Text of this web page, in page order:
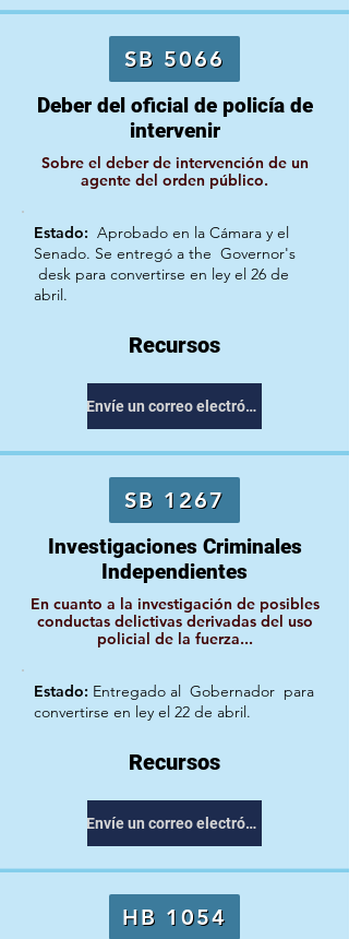
SB 5066
Deber del oficial de policía de
intervenir
Sobre el deber de intervención de un
agente del orden público.
Estado: Aprobado en la Cámara y el
Senado. Se entregó a the Governor's
desk para convertirse en ley el 26 de
abril.
Recursos
Envíe un correo electrónico a su representante
SB 1267
Investigaciones Criminales
Independientes
En cuanto a la investigación de posibles
conductas delictivas derivadas del uso
policial de la fuerza...
Estado: Entregado al Gobernador para
convertirse en ley el 22 de abril.
Recursos
Envíe un correo electrónico a su representante
HB 1054